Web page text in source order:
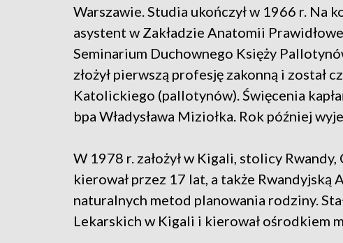
Warszawie. Studia ukończył w 1966 r. Na
asystent w Zakładzie Anatomii
Seminarium Duchownego Księży
złożył pierwszą profesję zakonną i został
Katolickiego (pallotynów). Święcenia
bpa Władysława Miziołka. Rok później
W 1978 r. założył w Kigali, stolicy
kierował przez 17 lat, a także Rwandyjską
naturalnych metod planowania rodziny.
Lekarskich w Kigali i kierował ośrodkiem